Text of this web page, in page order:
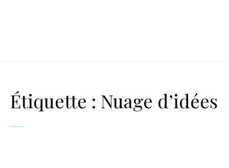
Étiquette : Nuage d’idées